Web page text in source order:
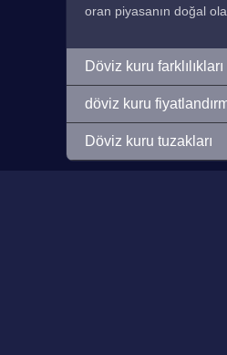
oran piyasanın doğal
Döviz kuru
döviz kuru
Döviz kuru tuzakları